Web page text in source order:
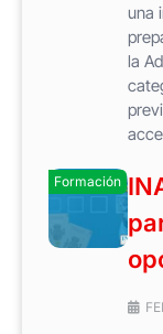
una
la
Formación